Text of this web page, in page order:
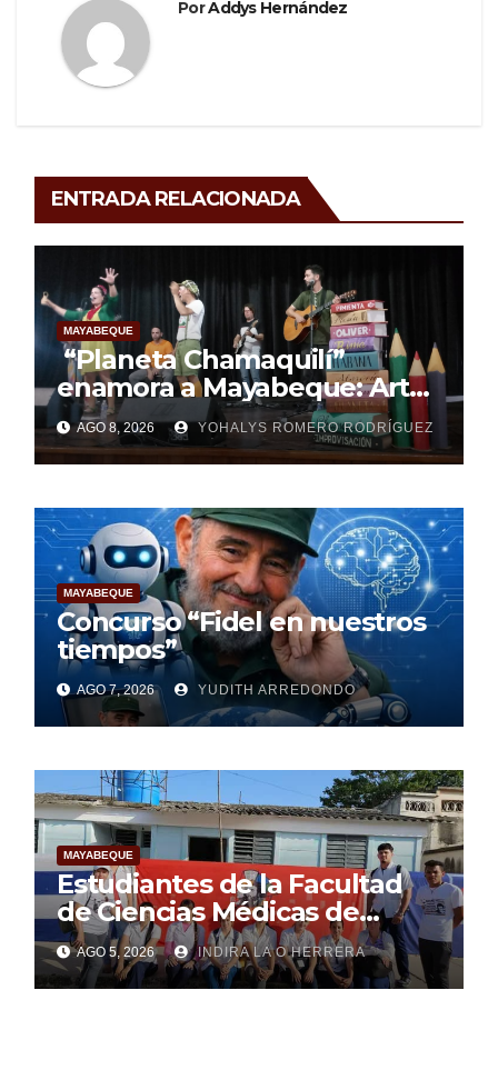
PorAddys Hernández
ENTRADA RELACIONADA
MAYABEQUE
“Planeta Chamaquilí”
enamora a Mayabeque: Arte,
poesía y amor en la Semana
Mundial de la Lactancia
Materna
AGO 8, 2026 YOHALYS ROMERO RODRÍGUEZ
MAYABEQUE
Concurso “Fidel en nuestros
tiempos”
AGO 7, 2026 YUDITH ARREDONDO
MAYABEQUE
Estudiantes de la Facultad
de Ciencias Médicas de
Mayabeque realizan
pesquisa
AGO 5, 2026 INDIRA LA O HERRERA